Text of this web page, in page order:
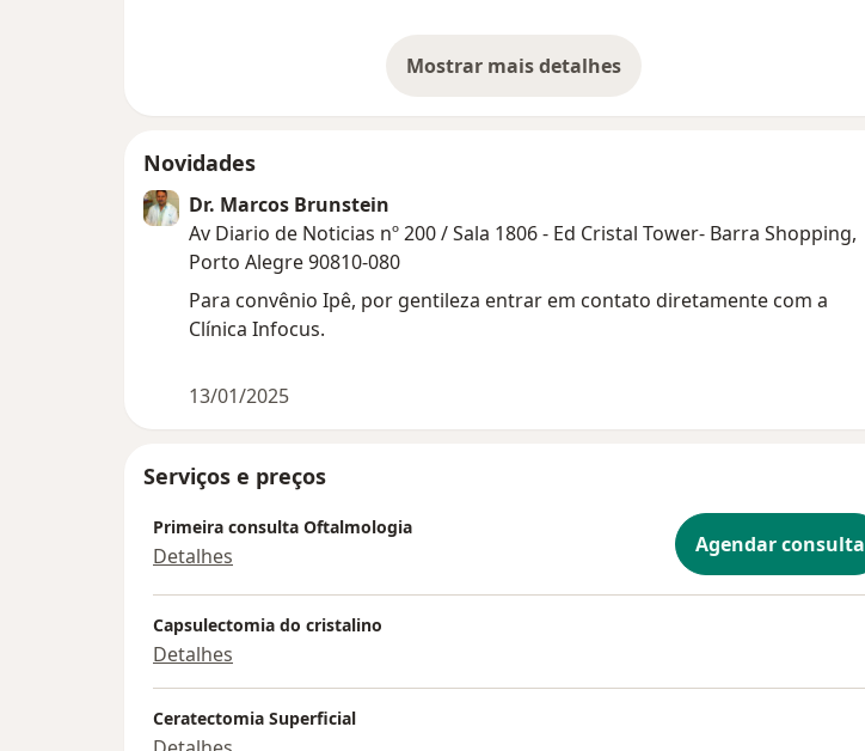
Mostrar mais detalhes
sobre a experiência
Novidades
Dr. Marcos Brunstein
Av Diario de Noticias nº 200 / Sala 1806 - Ed Cristal Tower- Barra Shopping,
Porto Alegre 90810-080
Para convênio Ipê, por gentileza entrar em contato diretamente com a
Clínica Infocus.
13/01/2025
Serviços e preços
Primeira consulta Oftalmologia
Detalhes Agendar consulta
Capsulectomia do cristalino
Detalhes
Ceratectomia Superficial